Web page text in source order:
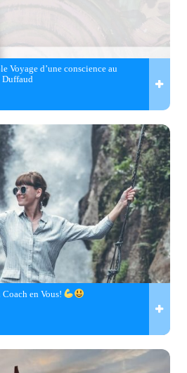
Voyage d’une conscience au
Duffaud
en Vous!